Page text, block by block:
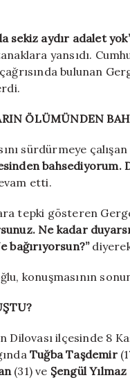
sekiz aydır adalet
yansıdı.
bulunan
ÖLÜMÜNDEN
sürdürmeye
bahsediyorum.
etti.
tepki gösteren
Ne kadar
bağırıyorsun?”
konuşmasının
Dilovası ilçesinde 8
Tuğba Taşdemir
(31) ve Şengül Yılmaz